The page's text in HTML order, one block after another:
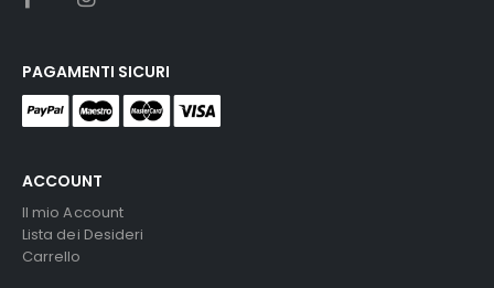
ACCOUNT
Il mio Account
Lista dei Desideri
Carrello
PAGAMENTI SICURI